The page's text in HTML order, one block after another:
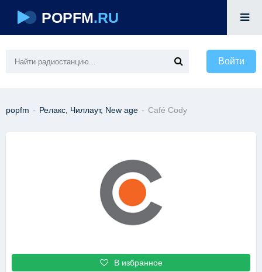
POPFM.RU
Войти
popfm - Релакс, Чиллаут, New age - Café Cody
В избранное